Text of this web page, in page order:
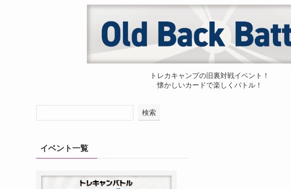
トレカキャンプの旧裏対戦イベント！
懐かしいカードで楽しくバトル！
検索
イベント一覧